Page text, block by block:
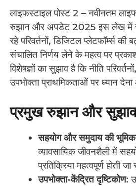
लाइफस्टाइल पोस्ट 2 – नवीनतम
रुझान और अपडेट 2025 इस लेख में
रहे परिवर्तनों, डिजिटल प्लेटफॉर्म्स की
संचालित निर्णय लेने के महत्व पर
विशेषज्ञों का सुझाव है कि नीति
उपभोक्ता प्राथमिकताओं पर ध्यान
प्रमुख रुझान और
सहयोग और समुदाय की
व्यावसायिक जीवनशैली में
प्रतिक्रिया महत्वपूर्ण होती जा
उपभोक्ता-केंद्रित दृष्टिकोण: